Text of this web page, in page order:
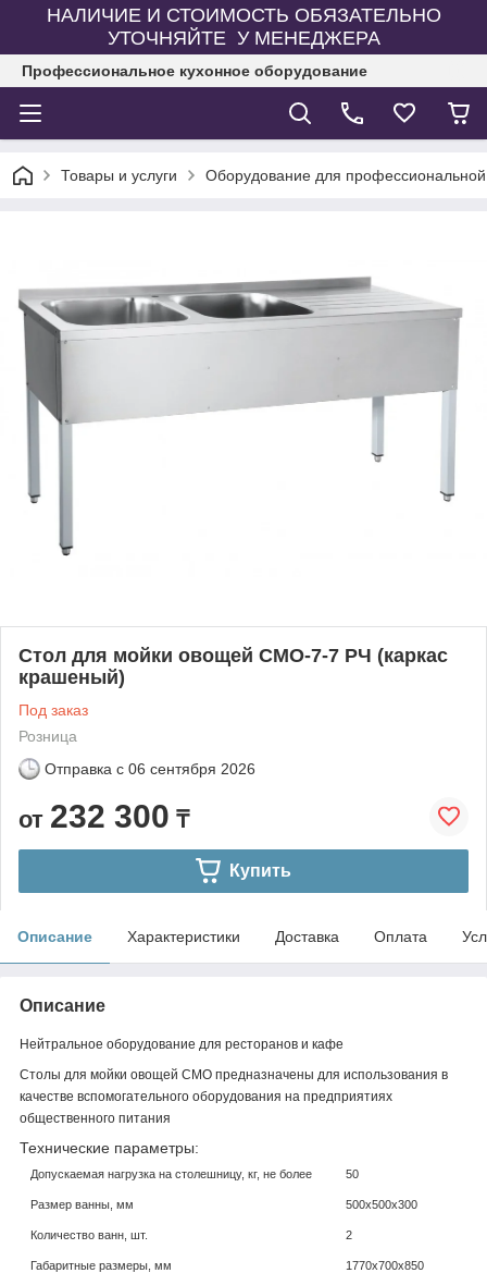
НАЛИЧИЕ И СТОИМОСТЬ ОБЯЗАТЕЛЬНО
УТОЧНЯЙТЕ У МЕНЕДЖЕРА
Профессиональное кухонное оборудование
Товары и услуги Оборудование для профессиональной
Стол для мойки овощей СМО-7-7 РЧ (каркас
крашеный)
Под заказ
Розница
Отправка с 06 сентября 2026
от 232 300 ₸
Купить
Описание Характеристики Доставка Оплата
Описание
Нейтральное оборудование для ресторанов и кафе
Столы для мойки овощей СМО предназначены для использования в
качестве вспомогательного оборудования на предприятиях
общественного питания
Технические параметры:
Допускаемая нагрузка на столешницу, кг, не более 50
Размер ванны, мм 500х500х300
Количество ванн, шт. 2
Габаритные размеры, мм 1770х700х850